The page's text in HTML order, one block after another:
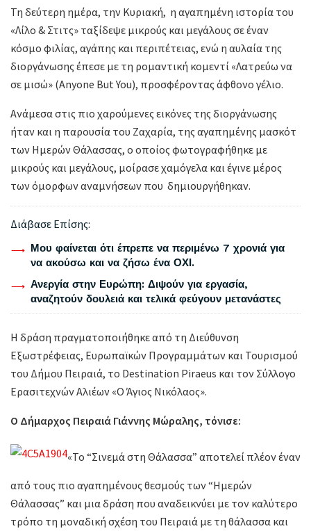
Τη δεύτερη ημέρα, την Κυριακή, η αγαπημένη ιστορία του
«Λίλο & Στιτς» ταξίδεψε μικρούς και μεγάλους σε έναν
κόσμο φιλίας, αγάπης και περιπέτειας, ενώ η αυλαία της
διοργάνωσης έπεσε με τη ρομαντική κομεντί «Λατρεύω να
σε μισώ» (Anyone But You), προσφέροντας άφθονο γέλιο.
Ανάμεσα στις πιο χαρούμενες εικόνες της διοργάνωσης
ήταν και η παρουσία του Ζαχαρία, της αγαπημένης μασκότ
των Ημερών Θάλασσας, ο οποίος φωτογραφήθηκε με
μικρούς και μεγάλους, μοίρασε χαμόγελα και έγινε μέρος
των όμορφων αναμνήσεων που δημιουργήθηκαν.
Διάβασε Επίσης:
Μου φαίνεται ότι έπρεπε να περιμένω 7 χρονιά για
να ακούσω και να ζήσω ένα ΟΧΙ.
Ανεργία στην Ευρώπη: Διψούν για εργασία,
αναζητούν δουλειά και τελικά φεύγουν μετανάστες
Η δράση πραγματοποιήθηκε από τη Διεύθυνση
Εξωστρέφειας, Ευρωπαϊκών Προγραμμάτων και Τουρισμού
του Δήμου Πειραιά, το Destination Piraeus και τον Σύλλογο
Ερασιτεχνών Αλιέων «Ο Άγιος Νικόλαος».
Ο Δήμαρχος Πειραιά Γιάννης Μώραλης, τόνισε:
«Το “Σινεμά στη Θάλασσα” αποτελεί πλέον έναν
από τους πιο αγαπημένους θεσμούς των “Ημερών
Θάλασσας” και μια δράση που αναδεικνύει με τον καλύτερο
τρόπο τη μοναδική σχέση του Πειραιά με τη θάλασσα και